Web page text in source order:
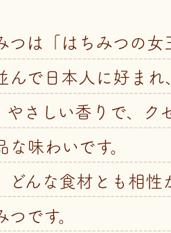
つは「はちみつの女
んで日本人に好ま
やさしい香りで、ク
味わいです。
どんな食材とも相性
です。